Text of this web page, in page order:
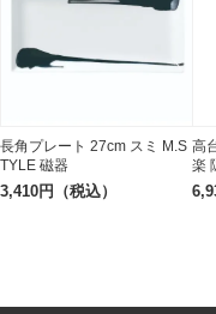
長角プレート 27cm スミ M.S
TYLE 磁器
3,410円（税込）
高
楽